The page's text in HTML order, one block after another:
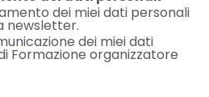
dei miei dati personali
newsletter.
dei miei dati
Formazione organizzatore